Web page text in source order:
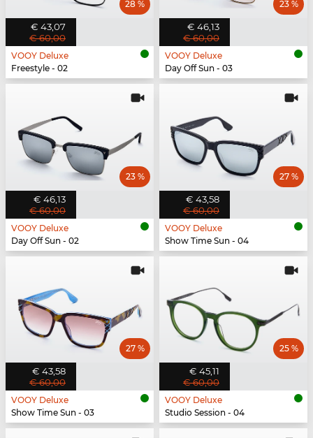
€ 43,07
€ 60,00
28 %
VOOY Deluxe
Freestyle - 02
€ 46,13
€ 60,00
23 %
VOOY Deluxe
Day Off Sun - 03
€ 46,13
€ 60,00
23 %
VOOY Deluxe
Day Off Sun - 02
€ 43,58
€ 60,00
27 %
VOOY Deluxe
Show Time Sun - 04
€ 43,58
€ 60,00
27 %
VOOY Deluxe
Show Time Sun - 03
€ 45,11
€ 60,00
25 %
VOOY Deluxe
Studio Session - 04